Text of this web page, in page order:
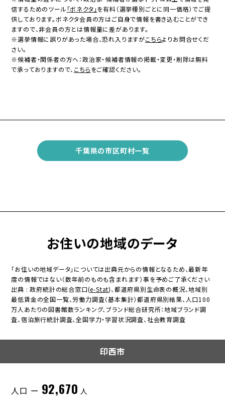
信するためのツール 「ボネクタ」を有料（選挙種別ごとに同一価格）でご提
供しております。ボネクタ会員の方はご自身で情報を書き込むことができ
ますので、非会員の方とは情報量に差があります。
※選挙情報に誤りがあった場合、恐れ入りますがこちらよりお問合せくだ
さい。
※候補者・関係者の方へ：政治家・候補者情報の掲載・変更・削除は無料
で承っておりますので、 こちらをご確認ください。
千葉県の市区町村一覧
お住いの地域のデータ
「お住いの地域データ」については出典元からの情報となるため、最新年
度の情報ではない（数年前のものも含まれます）事を予めご了承ください
出典 : 政府統計の総合窓口(e-Stat)、都道府県別生命表の概況、地域別
最低賃金の全国一覧、労働力調査（基本集計）都道府県別結果、人口100
万人あたりの図書館数ランキング、ブランド総合研究所：地域ブランド調
査、宿泊旅行統計調査、全国学力・学習状況調査、社会教育調査
印西市
人口 ー 92,670 人